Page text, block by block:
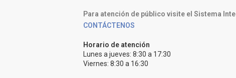
Para atención de público visite el Sistema
CONTÁCTENOS
Horario de atención
Lunes a jueves: 8:30 a 17:30
Viernes: 8:30 a 16:30